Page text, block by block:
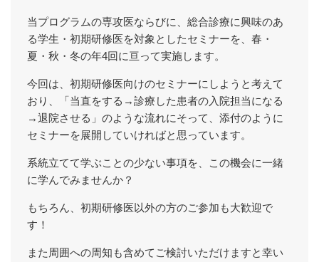
当プログラムの専攻医ならびに、総合診療に興味のあ
る学生・初期研修医を対象としたセミナーを、春・
夏・秋・冬の年4回に亘って実施します。
今回は、初期研修医向けのセミナーにしようと考えて
おり、「当直をする→診療した患者の入院担当になる
→退院させる」のような流れにそって、添付のように
セミナーを展開していければと思っています。
系統立てて学ぶことの少ない事項を、この機会に一緒
に学んでみませんか？
もちろん、初期研修医以外の方のご参加も大歓迎で
す！
また周囲への周知も含めてご検討いただけますと幸い